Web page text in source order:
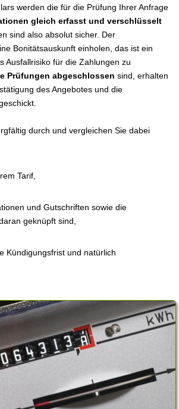
werden die für die Prüfung Ihrer Anfrage
gleich erfasst und verschlüsselt
sind also absolut sicher. Der
Bonitätsauskunft einholen, das ist ein
Ausfallrisiko für die Zahlungen zu
Prüfungen abgeschlossen sind, erhalten
des Angebotes und die
durch und vergleichen Sie dabei
Tarif,
und Gutschriften sowie die
geknüpft sind,
Kündigungsfrist und natürlich